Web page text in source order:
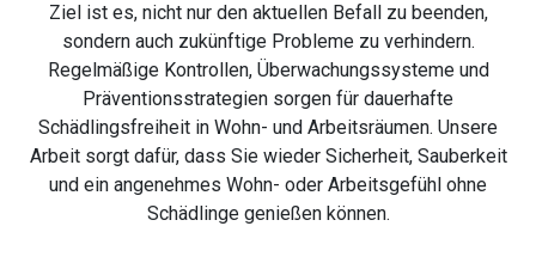
Ziel ist es, nicht nur den aktuellen Befall zu beenden,
sondern auch zukünftige Probleme zu verhindern.
Regelmäßige Kontrollen, Überwachungssysteme und
Präventionsstrategien sorgen für dauerhafte
Schädlingsfreiheit in Wohn- und Arbeitsräumen. Unsere
Arbeit sorgt dafür, dass Sie wieder Sicherheit, Sauberkeit
und ein angenehmes Wohn- oder Arbeitsgefühl ohne
Schädlinge genießen können.